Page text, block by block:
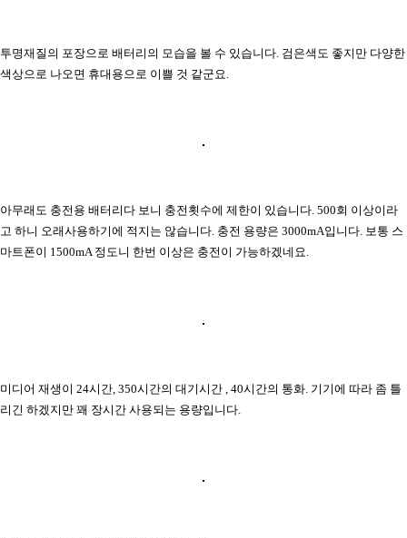
투명재질의 포장으로 배터리의 모습을 볼 수 있습니다. 검은색도 좋지만 다양한
색상으로 나오면 휴대용으로 이쁠 것 같군요.
아무래도 충전용 배터리다 보니 충전횟수에 제한이 있습니다. 500회 이상이라
고 하니 오래사용하기에 적지는 않습니다. 충전 용량은 3000mA입니다. 보통 스
마트폰이 1500mA 정도니 한번 이상은 충전이 가능하겠네요.
미디어 재생이 24시간, 350시간의 대기시간 , 40시간의 통화. 기기에 따라 좀 틀
리긴 하겠지만 꽤 장시간 사용되는 용량입니다.